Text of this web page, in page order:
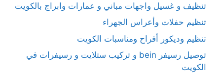
تنظيف و غسيل واجهات مباني و عمارات وابراج بالكويت
تنظيم حفلات وأعراس الجهراء
تنظيم وديكور أفراح ومناسبات الكويت
توصيل رسيفر bein و تركيب ستلايت و رسيفرات في
الكويت